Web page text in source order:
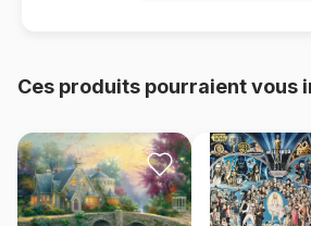
Ces produits pourraient vous